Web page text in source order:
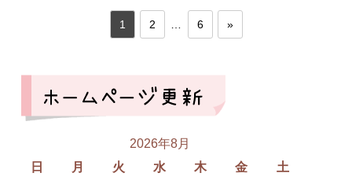
1 2 6 »
2026年8月
日
月 火 水 木 金
土